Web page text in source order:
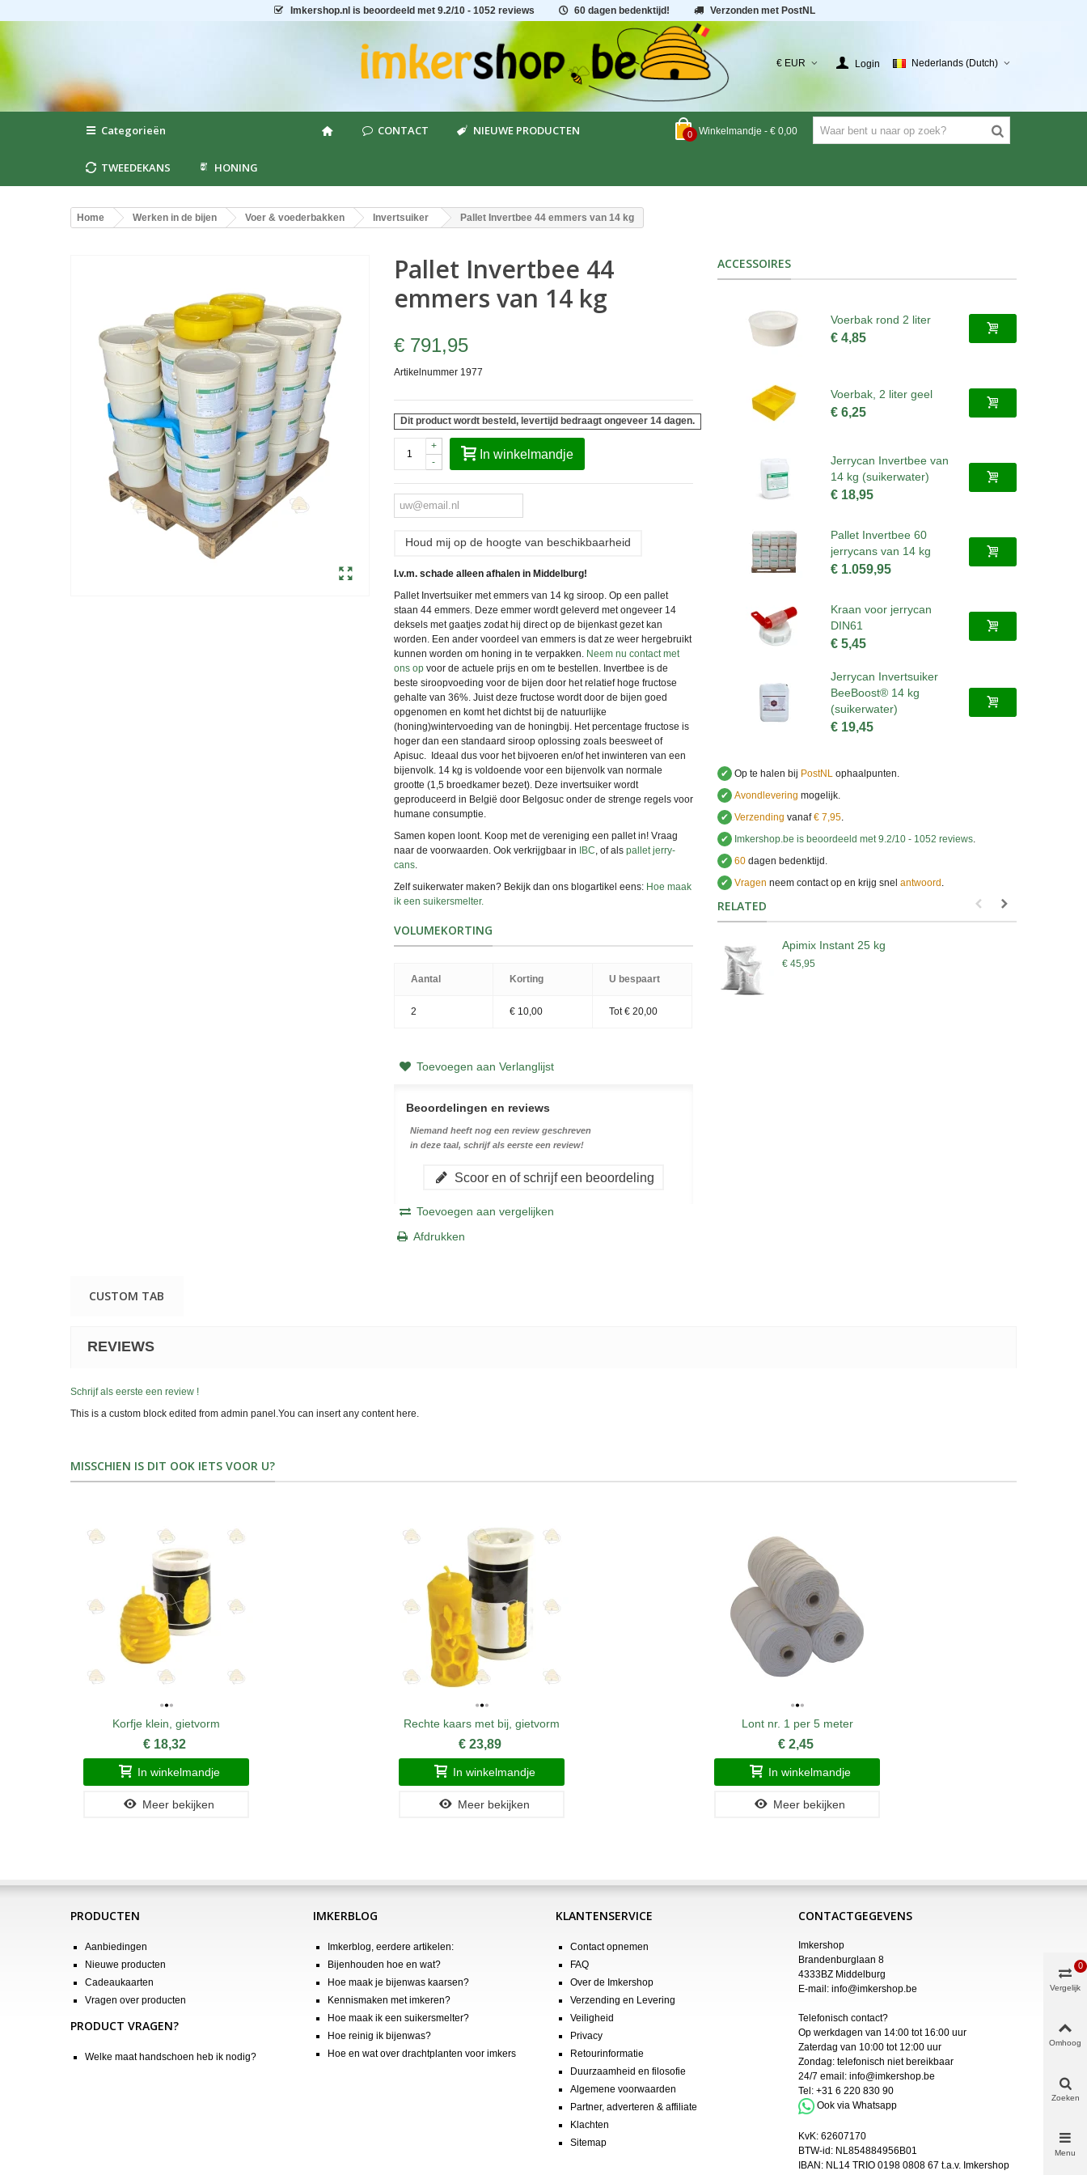
Imkershop.nl is beoordeeld met 9.2/10 - 1052 reviews 60 dagen bedenktijd! Verzonden met PostNL
€ EUR Login Nederlands (Dutch)
0 Winkelmandje - € 0,00
Categorieën CONTACT NIEUWE PRODUCTEN
TWEEDEKANS HONING
Home Werken in de bijen Voer & voederbakken Invertsuiker Pallet Invertbee 44 emmers van 14 kg
Pallet Invertbee 44
emmers van 14 kg
€ 791,95
Artikelnummer 1977
Dit product wordt besteld, levertijd bedraagt ongeveer 14 dagen.
-
+
In winkelmandje
Houd mij op de hoogte van beschikbaarheid
I.v.m. schade alleen afhalen in Middelburg!
Pallet Invertsuiker met emmers van 14 kg siroop. Op een pallet
staan 44 emmers. Deze emmer wordt geleverd met ongeveer 14
deksels met gaatjes zodat hij direct op de bijenkast gezet kan
worden. Een ander voordeel van emmers is dat ze weer hergebruikt
kunnen worden om honing in te verpakken. Neem nu contact met
ons opvoor de actuele prijs en om te bestellen. Invertbee is de
beste siroopvoeding voor de bijen door het relatief hoge fructose
gehalte van 36%. Juist deze fructose wordt door de bijen goed
opgenomen en komt het dichtst bij de natuurlijke
(honing)wintervoeding van de honingbij. Het percentage fructose is
hoger dan een standaard siroop oplossing zoals beesweet of
Apisuc. Ideaal dus voor het bijvoeren en/of het inwinteren van een
bijenvolk. 14 kg is voldoende voor een bijenvolk van normale
grootte (1,5 broedkamer bezet). Deze invertsuiker wordt
geproduceerd in België door Belgosuc onder de strenge regels voor
humane consumptie.
Samen kopen loont. Koop met de vereniging een pallet in! Vraag
naar de voorwaarden. Ook verkrijgbaar in
IBC, of als pallet jerry-
cans.
Zelf suikerwater maken? Bekijk dan ons blogartikel eens: Hoe maak
ik een suikersmelter.
VOLUMEKORTING
Aantal Korting U bespaart
2 € 10,00 Tot€ 20,00
Toevoegen aan Verlanglijst
Beoordelingen en reviews
Niemand heeft nog een review geschreven
in deze taal, schrijf als eerste een review!
Scoor en of schrijf een beoordeling
Toevoegen aan vergelijken
Afdrukken
ACCESSOIRES
Voerbak rond 2 liter
€ 4,85
Voerbak, 2 liter geel
€ 6,25
Jerrycan Invertbee van
14 kg (suikerwater)
€ 18,95
Pallet Invertbee 60
jerrycans van 14 kg
€ 1.059,95
Kraan voor jerrycan
DIN61
€ 5,45
Jerrycan Invertsuiker
BeeBoost® 14 kg
(suikerwater)
€ 19,45
✔ Op te halen bij PostNLophaalpunten.
✔ Avondlevering mogelijk.
✔ Verzending vanaf€ 7,95.
✔
Imkershop.be is beoordeeld met9.2/10 -1052 reviews.
✔ 60dagen bedenktijd.
✔ Vragen neem contact op en krijg snel antwoord ..
RELATED
Apimix Instant 25 kg
€ 45,95
CUSTOM TAB
REVIEWS
Schrijf als eerste een review !
This is a custom block edited from admin panel.You can insert any content here.
MISSCHIEN IS DIT OOK IETS VOOR U?
Korfje klein, gietvorm
€ 18,32
In winkelmandje
Meer bekijken
Rechte kaars met bij, gietvorm
€ 23,89
In winkelmandje
Meer bekijken
Lont nr. 1 per 5 meter
€ 2,45
In winkelmandje
Meer bekijken
PRODUCTEN
Aanbiedingen
Nieuwe producten
Cadeaukaarten
Vragen over producten
PRODUCT VRAGEN?
Welke maat handschoen heb ik nodig?
IMKERBLOG
Imkerblog, eerdere artikelen:
Bijenhouden hoe en wat?
Hoe maak je bijenwas kaarsen?
Kennismaken met imkeren?
Hoe maak ik een suikersmelter?
Hoe reinig ik bijenwas?
Hoe en wat over drachtplanten voor imkers
KLANTENSERVICE
Contact opnemen
FAQ
Over de Imkershop
Verzending en Levering
Veiligheid
Privacy
Retourinformatie
Duurzaamheid en filosofie
Algemene voorwaarden
Partner, adverteren & affiliate
Klachten
Sitemap
CONTACTGEGEVENS
Imkershop
Brandenburglaan 8
4333BZ Middelburg
E-mail: info@imkershop.be
Telefonisch contact?
Op werkdagen van 14:00 tot 16:00 uur
Zaterdag van 10:00 tot 12:00 uur
Zondag: telefonisch niet bereikbaar
24/7 email: info@imkershop.be
Tel: +31 6 220 830 90
Ook via Whatsapp
KvK: 62607170
BTW-id: NL854884956B01
IBAN: NL14 TRIO 0198 0808 67 t.a.v. Imkershop
Vergelijk
0
Omhoog
Zoeken
Menu